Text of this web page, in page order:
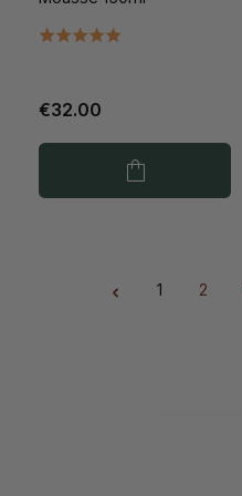
€32.00
Page
1
Page
2